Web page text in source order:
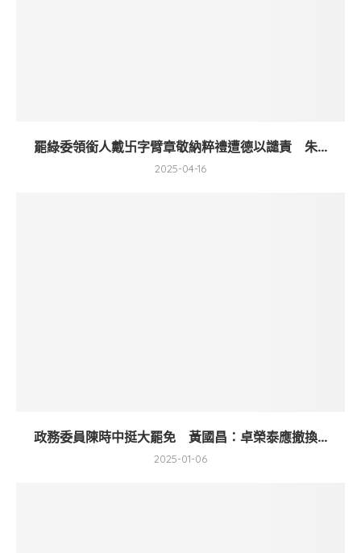
罷綠委領銜人戴卐字臂章敬納粹禮遭德以譴責 朱...
2025-04-16
政務委員陳時中挺大罷免 黃國昌：卓榮泰應撤換...
2025-01-06